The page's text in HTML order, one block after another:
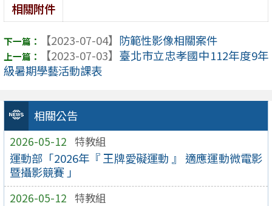
相關公告
2026-05-12 特教組
運動部「2026年『 王牌愛礙運動 』 適應運動微電影
暨攝影競賽 」
2026-05-12 特教組
相關附件
【2023-07-04】 防範性影像相關案件
【2023-07-03】 臺北市立忠孝國中112年度9年
級暑期學藝活動課表